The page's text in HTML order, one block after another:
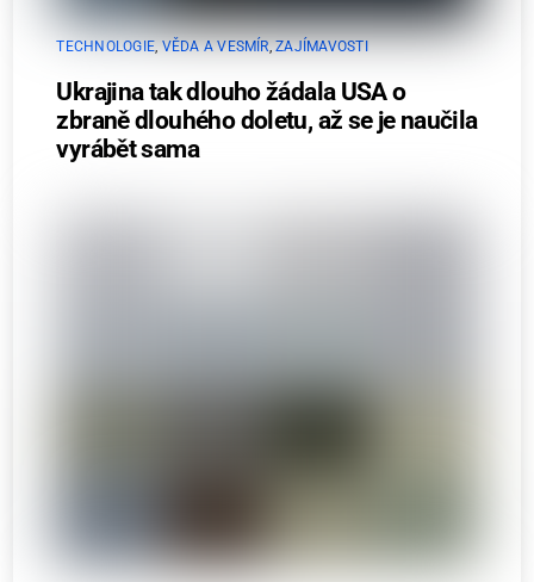
TECHNOLOGIE, VĚDA A VESMÍR,ZAJÍMAVOSTI
Ukrajina tak dlouho žádala USA o
zbraně dlouhého doletu, až se je naučila
vyrábět sama